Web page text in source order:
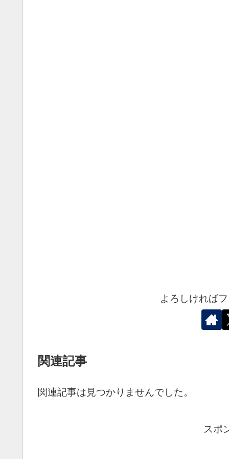
よろしければ
関連記事
関連記事は見つかりませんでした。
スポ